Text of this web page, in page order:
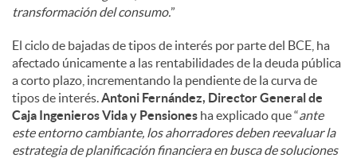
transformación del consumo.”
El ciclo de bajadas de tipos de interés por parte del BCE, ha
afectado únicamente a las rentabilidades de la deuda pública
a corto plazo, incrementando la pendiente de la curva de
tipos de interés. Antoni Fernández, Director General de
Caja Ingenieros Vida y Pensiones ha explicado que “ante
este entorno cambiante, los ahorradores deben reevaluar la
estrategia de planificación financiera en busca de soluciones